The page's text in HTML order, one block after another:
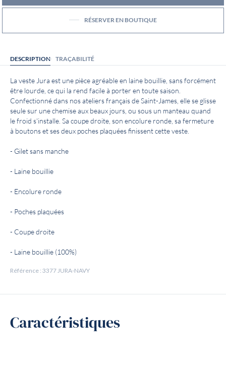
RÉSERVER EN BOUTIQUE
DESCRIPTION TRAÇABILITÉ
La veste Jura est une pièce agréable en laine bouillie, sans forcément
être lourde, ce qui la rend facile à porter en toute saison.
Confectionné dans nos ateliers français de Saint-James, elle se glisse
seule sur une chemise aux beaux jours, ou sous un manteau quand
le froid s'installe. Sa coupe droite, son encolure ronde, sa fermeture
à boutons et ses deux poches plaquées finissent cette veste.
- Gilet sans manche
- Laine bouillie
- Encolure ronde
- Poches plaquées
- Coupe droite
- Laine bouillie (100%)
Référence : 3377 JURA-NAVY
Caractéristiques